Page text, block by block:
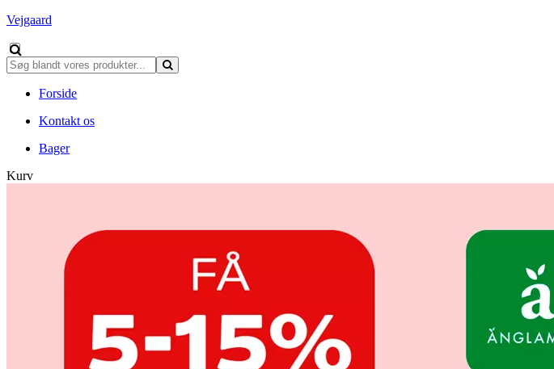
Vejgaard
Forside
Kontakt os
Bager
Kurv